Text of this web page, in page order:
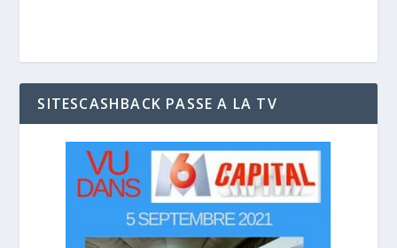
SITESCASHBACK PASSE A LA TV